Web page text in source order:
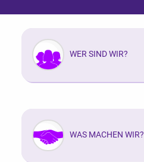
WER SIND WIR?
WAS MACHEN WIR?